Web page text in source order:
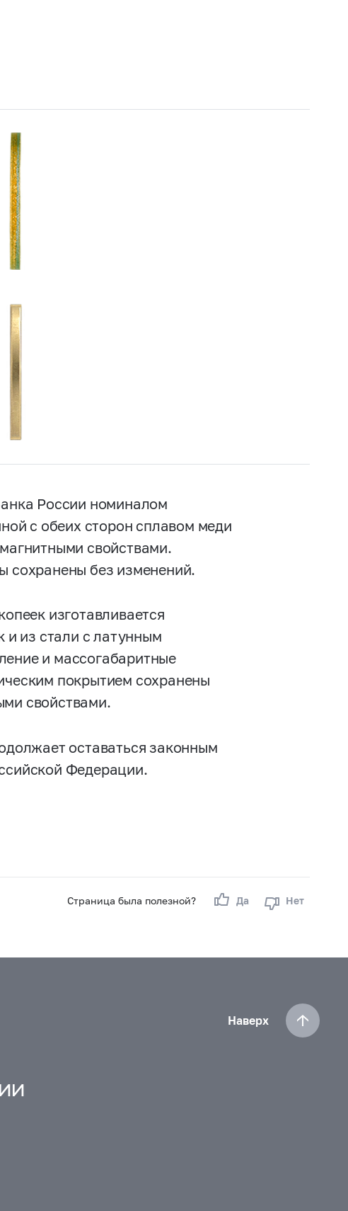
России номиналом
с обеих сторон сплавом меди
свойствами.
сохранены без изменений.
изготавливается
и из стали с латунным
и массогабаритные
покрытием сохранены
свойствами.
оставаться законным
Федерации.
Страница была полезной? Да Нет
Наверх